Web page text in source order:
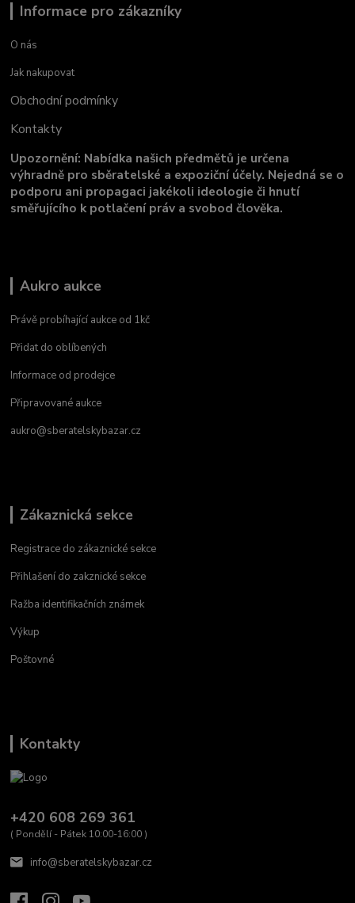
Informace pro zákazníky
O nás
Jak nakupovat
Obchodní podmínky
Kontakty
Upozornění: Nabídka našich předmětů je určena
výhradně pro sběratelské a expoziční účely. Nejedná se o
podporu ani propagaci jakékoli ideologie či hnutí
směřujícího k potlačení práv a svobod člověka.
Aukro aukce
Právě probíhající aukce od 1kč
Přidat do oblíbených
Informace od prodejce
Připravované aukce
aukro@sberatelskybazar.cz
Zákaznická sekce
Registrace do zákaznické sekce
Přihlašení do zakznické sekce
Ražba identifikačních známek
Výkup
Poštovné
Kontakty
+420 608 269 361
( Pondělí - Pátek 10:00-16:00 )
info@sberatelskybazar.cz